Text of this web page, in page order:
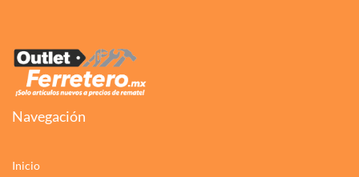
Navegación
Inicio